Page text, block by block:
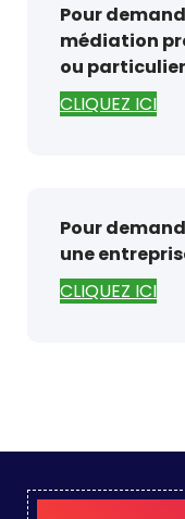
Pour
médiation
ou
CLIQUEZ ICI
Pour
une
CLIQUEZ ICI